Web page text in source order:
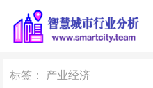
标签： 产业经济